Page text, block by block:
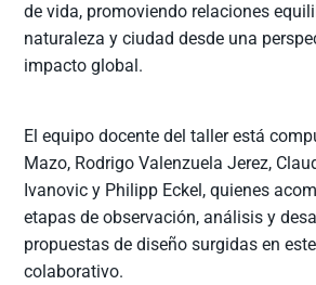
de vida, promoviendo relaciones
naturaleza y ciudad desde una
impacto global.
El equipo docente del taller está
Mazo, Rodrigo Valenzuela Jerez,
Ivanovic y Philipp Eckel, quienes
etapas de observación, análisis y
propuestas de diseño surgidas en
colaborativo.